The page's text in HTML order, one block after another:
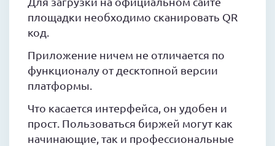
площадки необходимо сканировать QR
код.
Приложение ничем не отличается по
функционалу от десктопной версии
платформы.
Что касается интерфейса, он удобен и
прост. Пользоваться биржей могут как
начинающие, так и профессиональные